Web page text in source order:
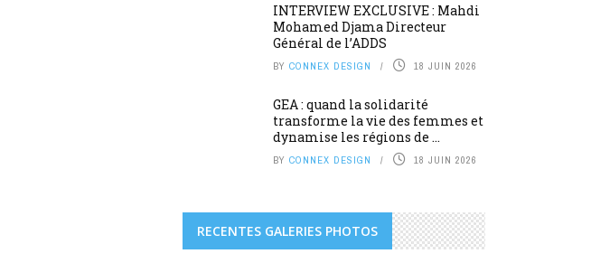
INTERVIEW EXCLUSIVE : Mahdi
Mohamed Djama Directeur
Général de l’ADDS
BY CONNEX DESIGN 18 JUIN 2026
GEA : quand la solidarité
transforme la vie des femmes et
dynamise les régions de ...
BY CONNEX DESIGN 18 JUIN 2026
RECENTES GALERIES PHOTOS